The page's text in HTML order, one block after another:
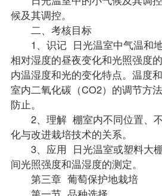
候及其调控。
二、考核目标
1、识记 日光温室中气温和地
相对湿度的昼夜变化和光照强度
内温湿度和光的变化特点。温度
室内二氧化碳（CO2）的调节方
防止。
2、理解 棚室内不同位置、不
化与改进栽培技术的关系。
3、应用 日光温室或塑料大棚
间光照强度和温湿度的测定。
第三章 葡萄保护地栽培